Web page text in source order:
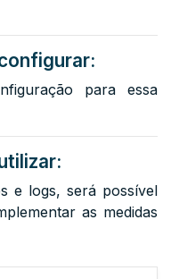
para essa
e logs, será possível
as medidas